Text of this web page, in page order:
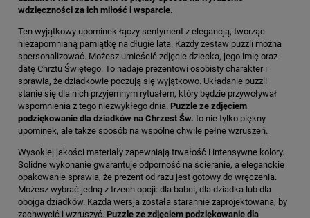
wdzięczności za ich miłość i wsparcie.
Ten wyjątkowy upominek łączy sentyment z elegancją, tworząc
niezapomnianą pamiątkę na długie lata. Każdy zestaw puzzli można
spersonalizować. Możesz umieścić zdjęcie dziecka, jego imię oraz
datę Chrztu Świętego. To nadaje prezentowi osobisty charakter i
sprawia, że dziadkowie poczują się wyjątkowo. Układanie puzzli
stanie się dla nich przyjemnym rytuałem, który będzie przywoływał
wspomnienia z tego niezwykłego dnia. Puzzle ze zdjęciem
podziękowanie dla dziadków na Chrzest Św. to nie tylko piękny
upominek, ale także sposób na wspólne chwile pełne wzruszeń.
Wysokiej jakości materiały zapewniają trwałość i intensywne kolory.
Solidne wykonanie gwarantuje odporność na ścieranie, a eleganckie
opakowanie sprawia, że prezent od razu jest gotowy do wręczenia.
Możesz wybrać jedną z trzech opcji: dla babci, dla dziadka lub dla
obojga dziadków. Każda wersja została starannie zaprojektowana, by
zachwycić i wzruszyć. Puzzle ze zdjęciem podziękowanie dla